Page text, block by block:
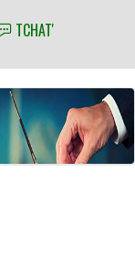
TCHAT'